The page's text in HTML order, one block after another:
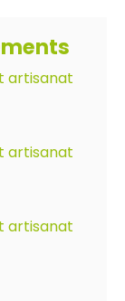
artisanat
artisanat
artisanat